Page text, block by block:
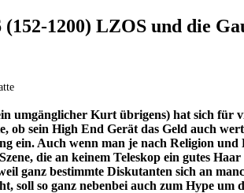
1200) LZOS und die
umgänglicher Kurt übrigens) hat sich für
ob sein High End Gerät das Geld auch
ein. Auch wenn man je nach Religion und
die an keinem Teleskop ein gutes Haar
ganz bestimmte Diskutanten sich an
soll so ganz nebenbei auch zum Hype